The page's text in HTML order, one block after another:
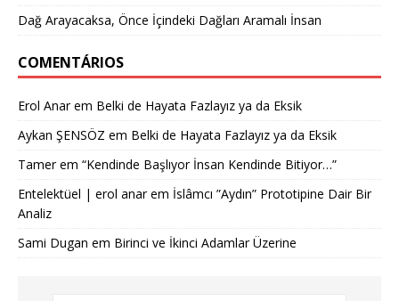
Dağ Arayacaksa, Önce İçindeki Dağları Aramalı İnsan
COMENTÁRIOS
Erol Anarem Belki de Hayata Fazlayız ya da Eksik
Aykan ŞENSÖZ em Belki de Hayata Fazlayız ya da Eksik
Tamerem “Kendinde Başlıyor İnsan Kendinde Bitiyor…”
Entelektüel | erol anarem İslâmcı ”Aydın” Prototipine Dair Bir
Analiz
Sami Dugan em Birinci ve İkinci Adamlar Üzerine